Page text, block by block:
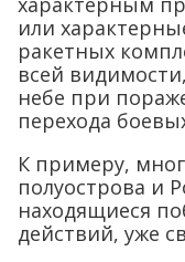
или
ракетных
всей
небе при
перехода
К примеру,
полуострова и
находящиеся
действий, уже